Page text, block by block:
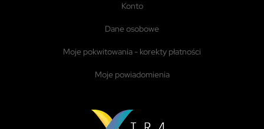
konto
dane osobowe
moje pokwitowania - korekty płatności
moje powiadomienia